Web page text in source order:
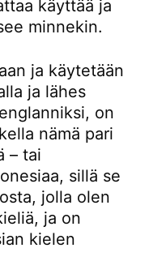
käyttää ja
minnekin.
ja käytetään
ja lähes
on
nämä pari
– tai
sillä se
jolla olen
ja on
kielen